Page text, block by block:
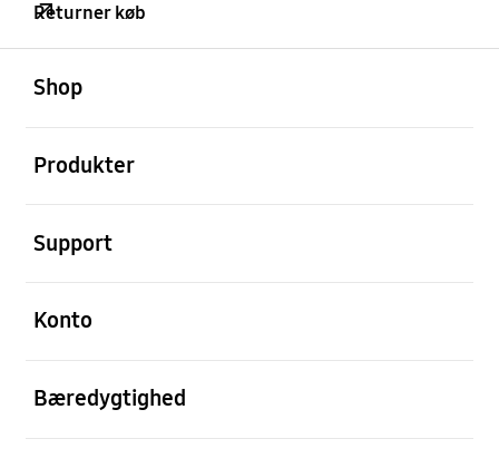
Returner køb
Shop
Produkter
Support
Konto
Bæredygtighed